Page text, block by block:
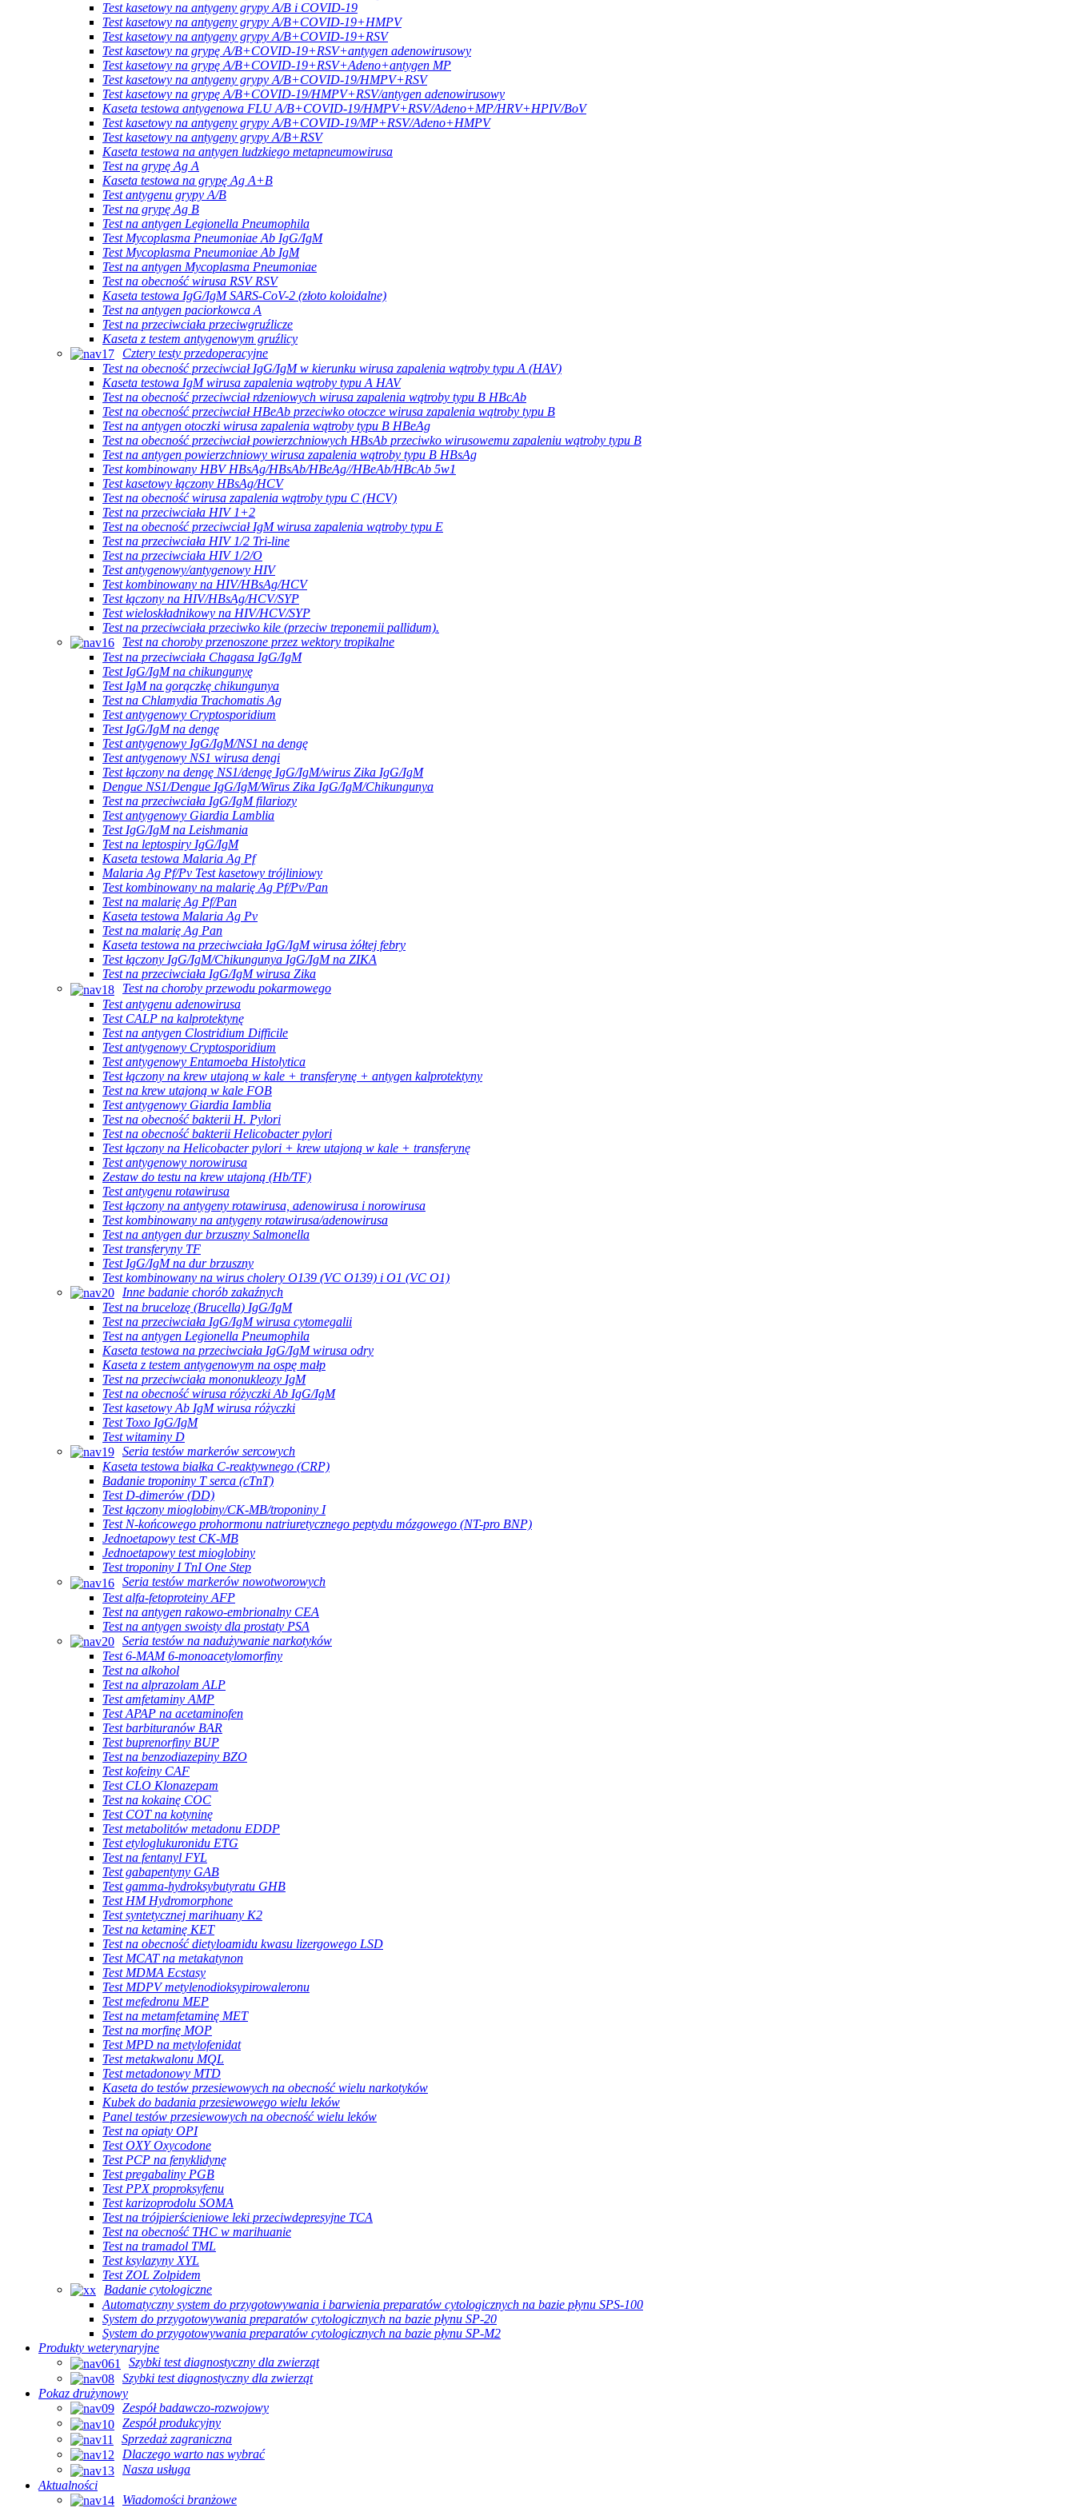
Test kasetowy na antygeny grypy A/B i COVID-19
Test kasetowy na antygeny grypy A/B+COVID-19+HMPV
Test kasetowy na antygeny grypy A/B+COVID-19+RSV
Test kasetowy na grypę A/B+COVID-19+RSV+antygen adenowirusowy
Test kasetowy na grypę A/B+COVID-19+RSV+Adeno+antygen MP
Test kasetowy na antygeny grypy A/B+COVID-19/HMPV+RSV
Test kasetowy na grypę A/B+COVID-19/HMPV+RSV/antygen adenowirusowy
Kaseta testowa antygenowa FLU A/B+COVID-19/HMPV+RSV/Adeno+MP/HRV+HPIV/BoV
Test kasetowy na antygeny grypy A/B+COVID-19/MP+RSV/Adeno+HMPV
Test kasetowy na antygeny grypy A/B+RSV
Kaseta testowa na antygen ludzkiego metapneumowirusa
Test na grypę Ag A
Kaseta testowa na grypę Ag A+B
Test antygenu grypy A/B
Test na grypę Ag B
Test na antygen Legionella Pneumophila
Test Mycoplasma Pneumoniae Ab IgG/IgM
Test Mycoplasma Pneumoniae Ab IgM
Test na antygen Mycoplasma Pneumoniae
Test na obecność wirusa RSV RSV
Kaseta testowa IgG/IgM SARS-CoV-2 (złoto koloidalne)
Test na antygen paciorkowca A
Test na przeciwciała przeciwgruźlicze
Kaseta z testem antygenowym gruźlicy
Cztery testy przedoperacyjne
Test na obecność przeciwciał IgG/IgM w kierunku wirusa zapalenia wątroby typu A (HAV)
Kaseta testowa IgM wirusa zapalenia wątroby typu A HAV
Test na obecność przeciwciał rdzeniowych wirusa zapalenia wątroby typu B HBcAb
Test na obecność przeciwciał HBeAb przeciwko otoczce wirusa zapalenia wątroby typu B
Test na antygen otoczki wirusa zapalenia wątroby typu B HBeAg
Test na obecność przeciwciał powierzchniowych HBsAb przeciwko wirusowemu zapaleniu wątroby typu B
Test na antygen powierzchniowy wirusa zapalenia wątroby typu B HBsAg
Test kombinowany HBV HBsAg/HBsAb/HBeAg//HBeAb/HBcAb 5w1
Test kasetowy łączony HBsAg/HCV
Test na obecność wirusa zapalenia wątroby typu C (HCV)
Test na przeciwciała HIV 1+2
Test na obecność przeciwciał IgM wirusa zapalenia wątroby typu E
Test na przeciwciała HIV 1/2 Tri-line
Test na przeciwciała HIV 1/2/O
Test antygenowy/antygenowy HIV
Test kombinowany na HIV/HBsAg/HCV
Test łączony na HIV/HBsAg/HCV/SYP
Test wieloskładnikowy na HIV/HCV/SYP
Test na przeciwciała przeciwko kile (przeciw treponemii pallidum).
Test na choroby przenoszone przez wektory tropikalne
Test na przeciwciała Chagasa IgG/IgM
Test IgG/IgM na chikungunyę
Test IgM na gorączkę chikungunya
Test na Chlamydia Trachomatis Ag
Test antygenowy Cryptosporidium
Test IgG/IgM na dengę
Test antygenowy IgG/IgM/NS1 na dengę
Test antygenowy NS1 wirusa dengi
Test łączony na dengę NS1/dengę IgG/IgM/wirus Zika IgG/IgM
Dengue NS1/Dengue IgG/IgM/Wirus Zika IgG/IgM/Chikungunya
Test na przeciwciała IgG/IgM filariozy
Test antygenowy Giardia Lamblia
Test IgG/IgM na Leishmania
Test na leptospiry IgG/IgM
Kaseta testowa Malaria Ag Pf
Malaria Ag Pf/Pv Test kasetowy trójliniowy
Test kombinowany na malarię Ag Pf/Pv/Pan
Test na malarię Ag Pf/Pan
Kaseta testowa Malaria Ag Pv
Test na malarię Ag Pan
Kaseta testowa na przeciwciała IgG/IgM wirusa żółtej febry
Test łączony IgG/IgM/Chikungunya IgG/IgM na ZIKA
Test na przeciwciała IgG/IgM wirusa Zika
Test na choroby przewodu pokarmowego
Test antygenu adenowirusa
Test CALP na kalprotektynę
Test na antygen Clostridium Difficile
Test antygenowy Cryptosporidium
Test antygenowy Entamoeba Histolytica
Test łączony na krew utajoną w kale + transferynę + antygen kalprotektyny
Test na krew utajoną w kale FOB
Test antygenowy Giardia Iamblia
Test na obecność bakterii H. Pylori
Test na obecność bakterii Helicobacter pylori
Test łączony na Helicobacter pylori + krew utajoną w kale + transferynę
Test antygenowy norowirusa
Zestaw do testu na krew utajoną (Hb/TF)
Test antygenu rotawirusa
Test łączony na antygeny rotawirusa, adenowirusa i norowirusa
Test kombinowany na antygeny rotawirusa/adenowirusa
Test na antygen dur brzuszny Salmonella
Test transferyny TF
Test IgG/IgM na dur brzuszny
Test kombinowany na wirus cholery O139 (VC O139) i O1 (VC O1)
Inne badanie chorób zakaźnych
Test na brucelozę (Brucella) IgG/IgM
Test na przeciwciała IgG/IgM wirusa cytomegalii
Test na antygen Legionella Pneumophila
Kaseta testowa na przeciwciała IgG/IgM wirusa odry
Kaseta z testem antygenowym na ospę małp
Test na przeciwciała mononukleozy IgM
Test na obecność wirusa różyczki Ab IgG/IgM
Test kasetowy Ab IgM wirusa różyczki
Test Toxo IgG/IgM
Test witaminy D
Seria testów markerów sercowych
Kaseta testowa białka C-reaktywnego (CRP)
Badanie troponiny T serca (cTnT)
Test D-dimerów (DD)
Test łączony mioglobiny/CK-MB/troponiny I
Test N-końcowego prohormonu natriuretycznego peptydu mózgowego (NT-pro BNP)
Jednoetapowy test CK-MB
Jednoetapowy test mioglobiny
Test troponiny I TnI One Step
Seria testów markerów nowotworowych
Test alfa-fetoproteiny AFP
Test na antygen rakowo-embrionalny CEA
Test na antygen swoisty dla prostaty PSA
Seria testów na nadużywanie narkotyków
Test 6-MAM 6-monoacetylomorfiny
Test na alkohol
Test na alprazolam ALP
Test amfetaminy AMP
Test APAP na acetaminofen
Test barbituranów BAR
Test buprenorfiny BUP
Test na benzodiazepiny BZO
Test kofeiny CAF
Test CLO Klonazepam
Test na kokainę COC
Test COT na kotyninę
Test metabolitów metadonu EDDP
Test etyloglukuronidu ETG
Test na fentanyl FYL
Test gabapentyny GAB
Test gamma-hydroksybutyratu GHB
Test HM Hydromorphone
Test syntetycznej marihuany K2
Test na ketaminę KET
Test na obecność dietyloamidu kwasu lizergowego LSD
Test MCAT na metakatynon
Test MDMA Ecstasy
Test MDPV metylenodioksypirowaleronu
Test mefedronu MEP
Test na metamfetaminę MET
Test na morfinę MOP
Test MPD na metylofenidat
Test metakwalonu MQL
Test metadonowy MTD
Kaseta do testów przesiewowych na obecność wielu narkotyków
Kubek do badania przesiewowego wielu leków
Panel testów przesiewowych na obecność wielu leków
Test na opiaty OPI
Test OXY Oxycodone
Test PCP na fenyklidynę
Test pregabaliny PGB
Test PPX proproksyfenu
Test karizoprodolu SOMA
Test na trójpierścieniowe leki przeciwdepresyjne TCA
Test na obecność THC w marihuanie
Test na tramadol TML
Test ksylazyny XYL
Test ZOL Zolpidem
Badanie cytologiczne
Automatyczny system do przygotowywania i barwienia preparatów cytologicznych na bazie płynu SPS-100
System do przygotowywania preparatów cytologicznych na bazie płynu SP-20
System do przygotowywania preparatów cytologicznych na bazie płynu SP-M2
Produkty weterynaryjne
Szybki test diagnostyczny dla zwierząt
Szybki test diagnostyczny dla zwierząt
Pokaz drużynowy
Zespół badawczo-rozwojowy
Zespół produkcyjny
Sprzedaż zagraniczna
Dlaczego warto nas wybrać
Nasza usługa
Aktualności
Wiadomości branżowe